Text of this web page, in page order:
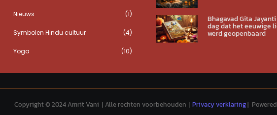
Nieuws (1)
Symbolen Hindu cultuur (4)
Yoga (10)
Bhagavad Gita Jayanti
dag dat het eeuwige
werd geopenbaard
Copyright © 2024 Amrit Vani | Alle rechten voorbehouden | Privacy verklaring|